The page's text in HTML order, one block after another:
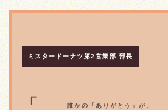
ミスタードーナツ第2営業部 部長
誰かの「ありがとう」が、